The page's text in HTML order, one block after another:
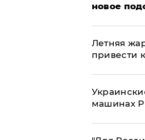
новое
Летняя
привести
машинах